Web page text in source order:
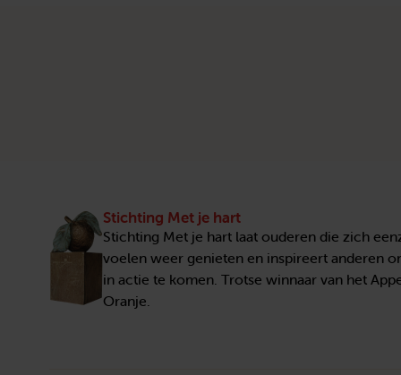
Stichting Met je hart
Stichting Met je hart laat ouderen die zich
voelen weer genieten en inspireert anderen
in actie te komen. Trotse winnaar van het
Oranje.